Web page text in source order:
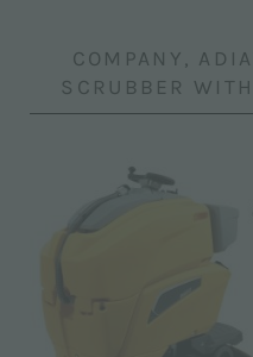
COMPANY,
SCRUBBER